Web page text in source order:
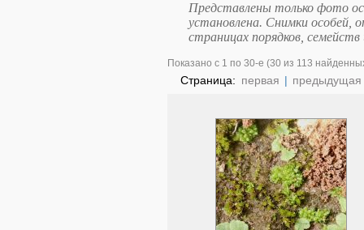
Представлены только фото
установлена. Снимки особей,
страницах порядков,
Показано с 1 по 30-е (30 из 113
Страница: первая | предыдущая